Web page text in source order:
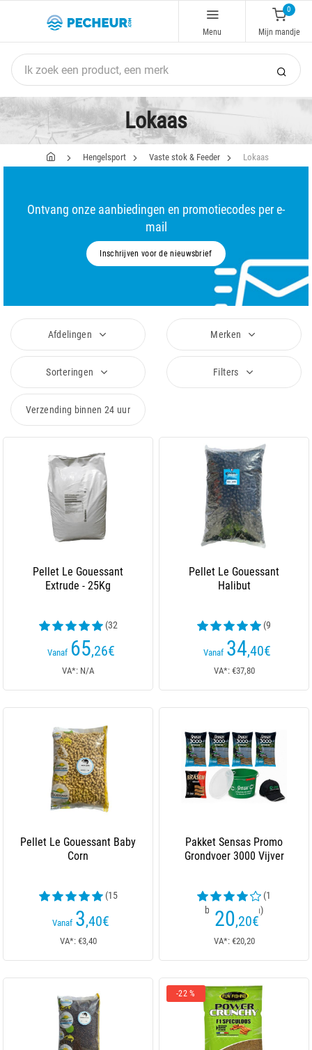
Menu
0
Mijn mandje
Lokaas
Hengelsport Vaste stok & Feeder Lokaas
Ontvang onze aanbiedingen en promotiecodes per e-
mail
Inschrijven voor de nieuwsbrief
Afdelingen Merken
Sorteringen Filters
Verzending binnen 24 uur
Pellet Le Gouessant
Extrude - 25Kg
(32
beoordelingen)
Vanaf 65,26€
VA*: N/A
Pellet Le Gouessant
Halibut
(9
beoordelingen)
Vanaf 34,40€
VA*: €37,80
Pellet Le Gouessant Baby
Corn
(15
beoordelingen)
Vanaf 3,40€
VA*: €3,40
Pakket Sensas Promo
Grondvoer 3000 Vijver
(1
beoordelingen)
20,20€
VA*: €20,20
-22 %